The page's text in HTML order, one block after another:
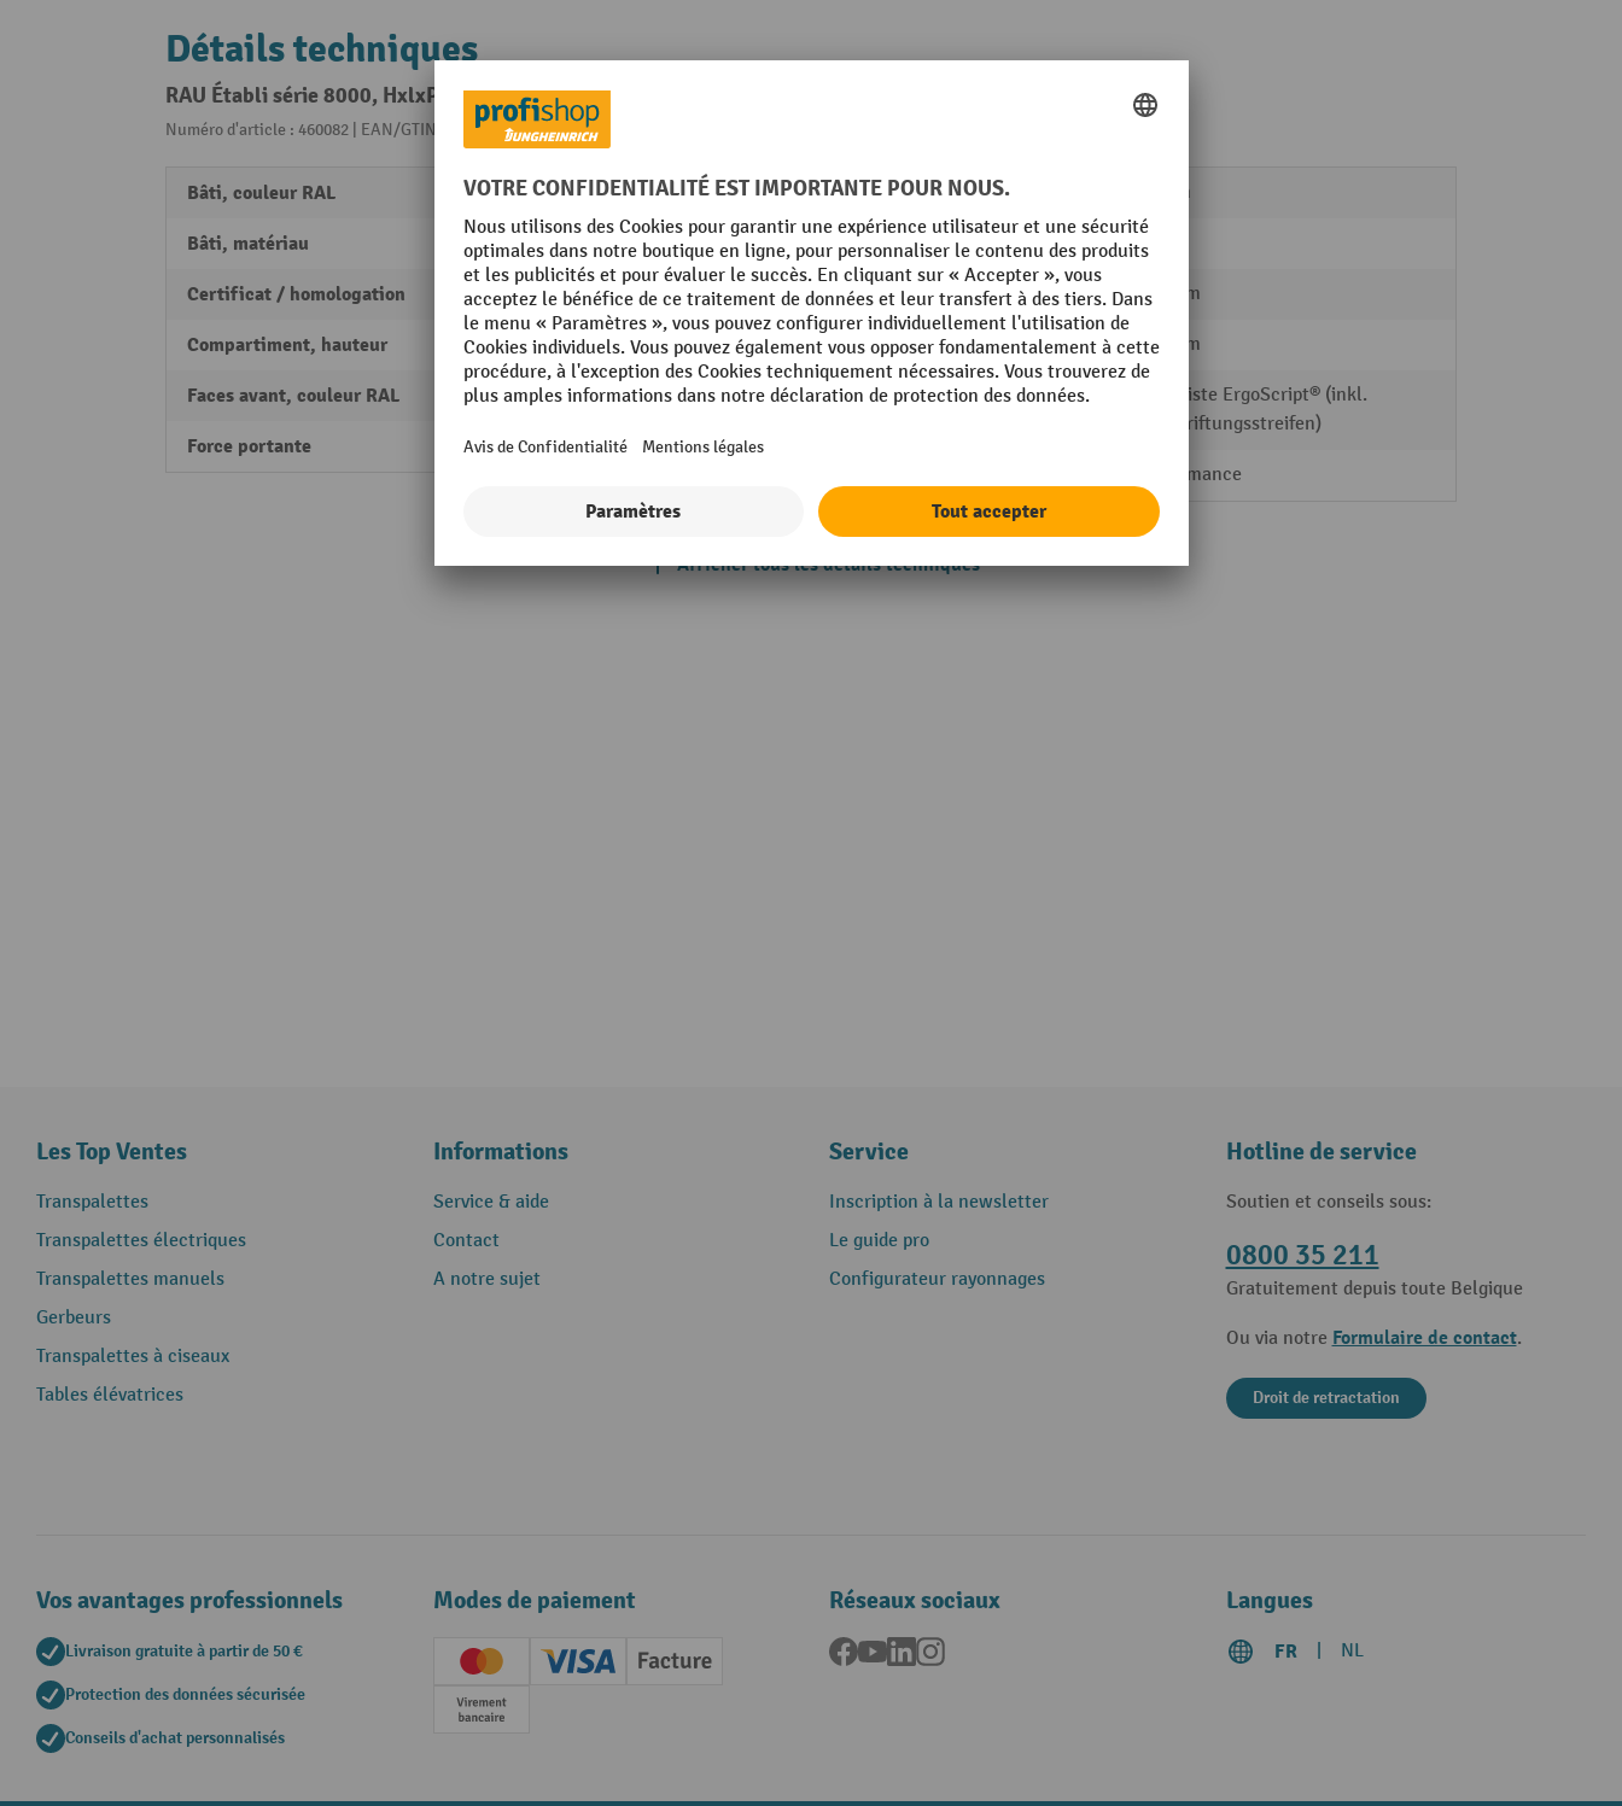
Détails techniques
RAU Établi série 8000, HxlxP 840 x 750 x 700 mm, 1 tiroir, 1 tablette profondeur 320 mm
Numéro d'article : 460082 | EAN/GTIN: 4040376113962De la catégorie :
Bâti, couleur RAL RAL 7035 gris clair
Bâti, matériau Acier profilé
Certificat / homologation PEFC
Compartiment, hauteur 620 mm
Faces avant, couleur RAL RAL 5010 bleu gentiane
Force portante 1250 kg
Planche de travail, épaisseur 40 mm
Poids propre 45 kg
Profondeur 700 mm
Profondeur de la tablette 320 mm
Propriétés techniques
Griffleiste ErgoScript® (inkl.
Beschriftungsstreifen)
Performance
Afficher tous les détails techniques
Les Top Ventes
Transpalettes
Transpalettes électriques
Transpalettes manuels
Gerbeurs
Transpalettes à ciseaux
Tables élévatrices
Informations
Service & aide
Contact
A notre sujet
Service
Inscription à la newsletter
Le guide pro
Configurateur rayonnages
Hotline de service
Soutien et conseils sous:
0800 35 211
Gratuitement depuis toute Belgique
Ou via notre Formulaire de contact.
Droit de retractation
Vos avantages professionnels
Livraison gratuite à partir de 50 €
Protection des données sécurisée
Conseils d'achat personnalisés
Modes de paiement
Creditcard (Master)Creditcard (Visa)
Facture
Paiement anticipé
Réseaux sociaux
Facebook
YouTubeLinkedInInstagram
Langues
FR NL